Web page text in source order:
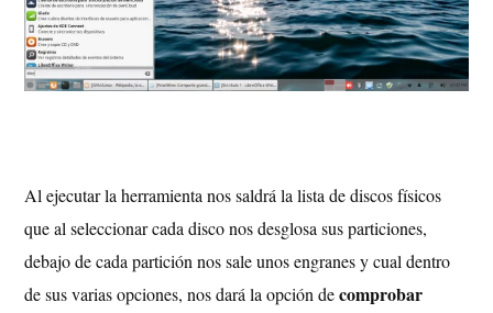
Al ejecutar la herramienta nos saldrá la lista de discos físicos
que al seleccionar cada disco nos desglosa sus particiones,
debajo de cada partición nos sale unos engranes y cual dentro
de sus varias opciones, nos dará la opción decomprobar